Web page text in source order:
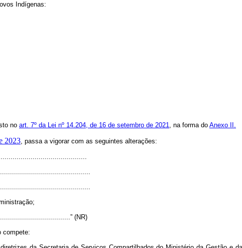
Indígenas:
no art. 7º da Lei nº 14.204, de 16 de setembro de 2021, na forma do Anexo II.
2023, passa a vigorar com as seguintes alterações:
(NR)
compete: